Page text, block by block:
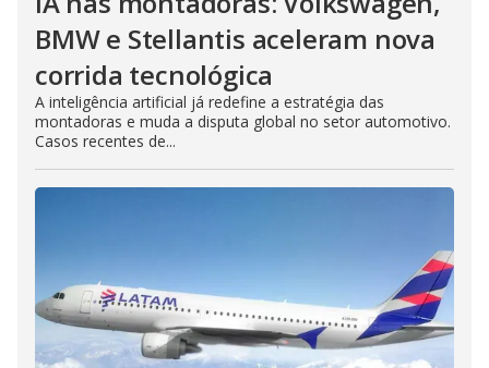
BMW e Stellantis aceleram nova
corrida tecnológica
A inteligência artificial já redefine a estratégia das
montadoras e muda a disputa global no setor automotivo.
Casos recentes de...